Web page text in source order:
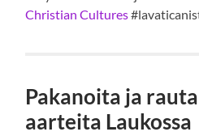
Christian Cultures
Pakanoita ja
aarteita Laukossa